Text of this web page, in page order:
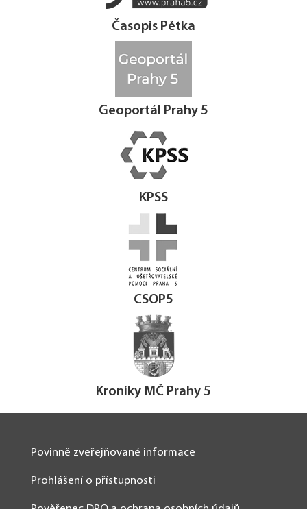
Časopis Pětka
Geoportál Prahy 5
KPSS
CSOP5
Kroniky MČ Prahy 5
Povinně zveřejňované informace
Prohlášení o přístupnosti